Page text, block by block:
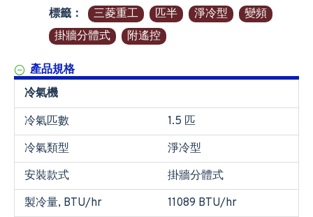
標籤： 三菱重工 匹半 淨冷型
變頻
掛牆分體式
附遙控
產品規格
冷氣機
冷氣匹數
1.5 匹
冷氣類型
淨冷型
安裝款式
掛牆分體式
製冷量, BTU/hr
11089 BTU/hr